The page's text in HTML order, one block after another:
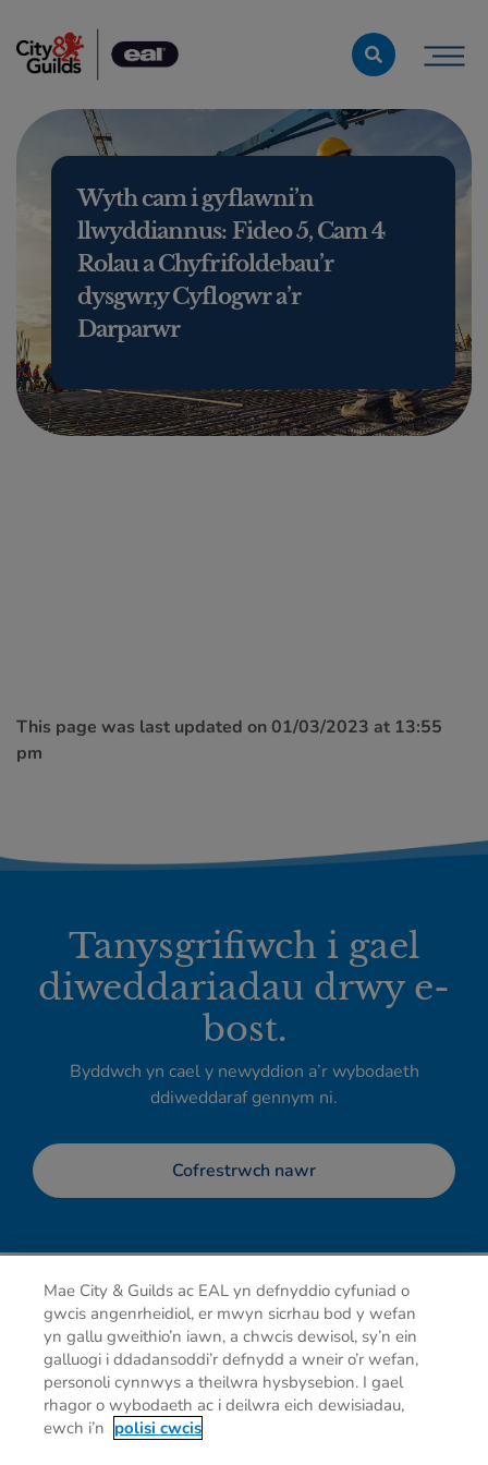
Wyth cam i gyflawni’n
llwyddiannus: Fideo 5, Cam 4
Rolau a Chyfrifoldebau’r
dysgwr,y Cyflogwr a’r
Darparwr
This page was last updated on 01/03/2023 at 13:55
pm
Tanysgrifiwch i gael
diweddariadau drwy e-
bost.
Byddwch yn cael y newyddion a’r wybodaeth
ddiweddaraf gennym ni.
Cofrestrwch nawr
Hysbysiad preifatrwydd Cwcis
Telerau defnyddio
Mae City & Guilds ac EAL yn defnyddio cyfuniad o
gwcis angenrheidiol, er mwyn sicrhau bod y wefan
yn gallu gweithio’n iawn, a chwcis dewisol, sy’n ein
galluogi i ddadansoddi’r defnydd a wneir o’r wefan,
personoli cynnwys a theilwra hysbysebion. I gael
rhagor o wybodaeth ac i deilwra eich dewisiadau,
ewch i’n polisi cwcis